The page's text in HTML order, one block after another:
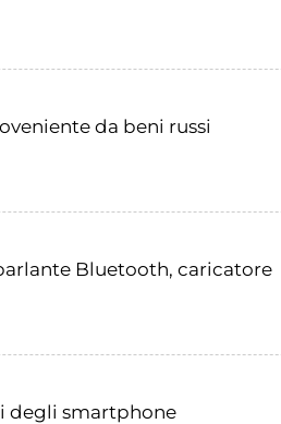
da beni russi
Bluetooth, caricatore
degli smartphone